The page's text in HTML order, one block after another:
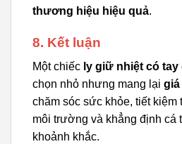
thương hiệu hiệu quả.
8. Kết luận
Một chiếc ly giữ nhiệt có tay
chọn nhỏ nhưng mang lại giá
chăm sóc sức khỏe, tiết kiệm
môi trường và khẳng định cá
khoảnh khắc.